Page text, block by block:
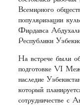
Всемирного
популяризации
Фирдавса
Республики
На встрече были
подготовке VI
наследие
который
сотрудничестве с